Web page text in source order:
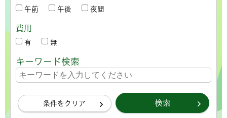
午前 午後 夜間
費用
有 無
キーワード検索
条件をクリア